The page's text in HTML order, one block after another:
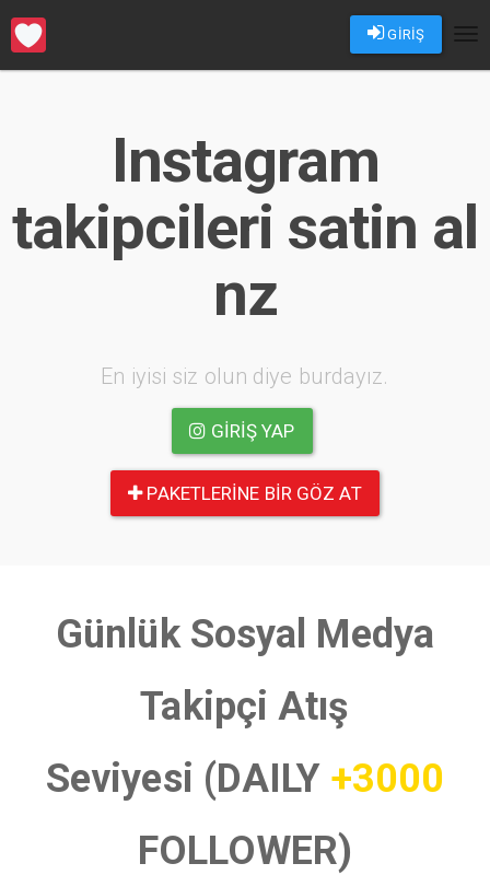
GİRİŞ
Instagram
takipcileri satin al
nz
En iyisi siz olun diye burdayız.
GIRIŞ YAP
PAKETLERINE BIR GÖZ AT
Günlük Sosyal Medya
Takipçi Atış
Seviyesi (DAILY +3000
FOLLOWER)